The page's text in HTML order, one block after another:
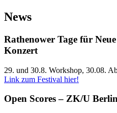
News
Rathenower Tage für
Konzert
29. und 30.8. Workshop, 30.08.
Link zum Festival hier!
Open Scores – ZK/U